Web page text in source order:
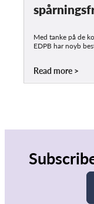
Med tanke på de
EDPB har noyb
Read more